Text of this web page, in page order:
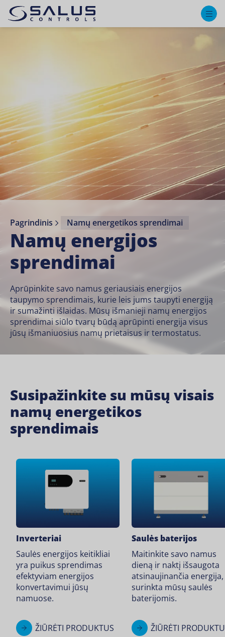
Pagrindinis Namų energetikos sprendimai
Namų energijos
sprendimai
Aprūpinkite savo namus geriausiais energijos
taupymo sprendimais, kurie leis jums taupyti energiją
ir sumažinti išlaidas. Mūsų išmanieji namų energijos
sprendimai siūlo tvarų būdą aprūpinti energija visus
jūsų išmaniuosius namų prietaisus irtermostatus.
Susipažinkite su mūsų visais
namų energetikos
sprendimais
Inverteriai
Saulės energijos keitikliai
yra puikus sprendimas
efektyviam energijos
konvertavimui jūsų
namuose.
ŽIŪRĖTI PRODUKTUS
Saulės baterijos
Maitinkite savo namus
dieną ir naktį išsaugota
atsinaujinančia energija,
surinkta mūsų saulės
baterijomis.
ŽIŪRĖTI